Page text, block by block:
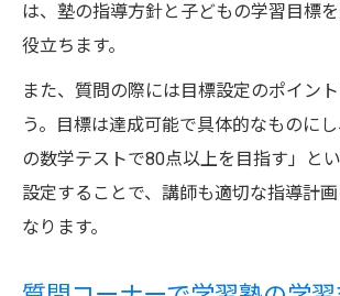
学習塾質問コーナーの使い方
離感
学習塾で分からない点を積極
重要性
学習塾の質問時間を無駄にし
の方法
は、塾の指導方針と子どもの学習目標
役立ちます。
また、質問の際には目標設定のポイン
う。目標は達成可能で具体的なものに
の数学テストで80点以上を目指す」と
設定することで、講師も適切な指導計
なります。